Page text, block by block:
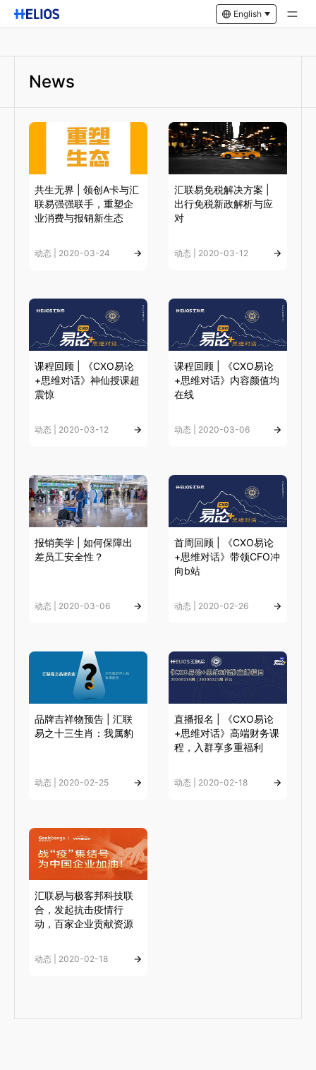
English
News
共生无界 | 领创A卡与汇
联易强强联手，重塑企
业消费与报销新生态
动态 | 2020-03-24
汇联易免税解决方案 |
出行免税新政解析与应
对
动态 | 2020-03-12
课程回顾 | 《CXO易论
+思维对话》神仙授课超
震惊
动态 | 2020-03-12
课程回顾 | 《CXO易论
+思维对话》内容颜值均
在线
动态 | 2020-03-06
报销美学 | 如何保障出
差员工安全性？
动态 | 2020-03-06
首周回顾 | 《CXO易论
+思维对话》带领CFO冲
向b站
动态 | 2020-02-26
品牌吉祥物预告 | 汇联
易之十三生肖：我属豹
动态 | 2020-02-25
直播报名 | 《CXO易论
+思维对话》高端财务课
程，入群享多重福利
动态 | 2020-02-18
汇联易与极客邦科技联
合，发起抗击疫情行
动，百家企业贡献资源
动态 | 2020-02-18